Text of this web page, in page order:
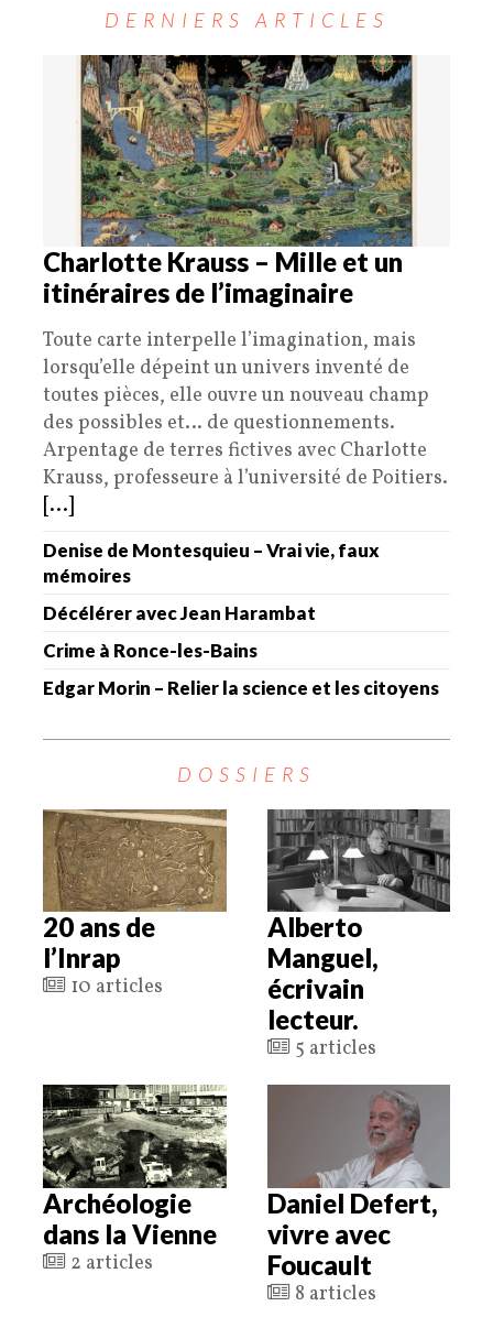
DERNIERS ARTICLES
Charlotte Krauss – Mille et un
itinéraires de l’imaginaire
Toute carte interpelle l’imagination, mais
lorsqu’elle dépeint un univers inventé de
toutes pièces, elle ouvre un nouveau champ
des possibles et… de questionnements.
Arpentage de terres fictives avec Charlotte
Krauss, professeure à l’université de Poitiers.
[...]
Denise de Montesquieu – Vrai vie, faux
mémoires
Décélérer avec Jean Harambat
Crime à Ronce-les-Bains
Edgar Morin – Relier la science et les citoyens
DOSSIERS
20 ans de
l’Inrap
10 articles
Alberto
Manguel,
écrivain
lecteur.
5 articles
Archéologie
dans la Vienne
2 articles
Daniel Defert,
vivre avec
Foucault
8 articles